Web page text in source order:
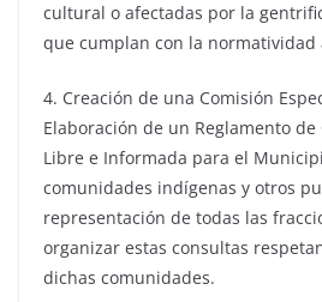
cultural o afectadas por la
que cumplan con la normatividad
4. Creación de una Comisión
Elaboración de un Reglamento de
Libre e Informada para el
comunidades indígenas y otros
representación de todas las
organizar estas consultas
dichas comunidades.